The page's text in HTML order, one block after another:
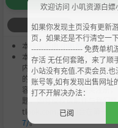
本作品是由
小叽资源会员
本站提供的资源转载自国内
内容用于商业或者非法用途
的24个小时之内，从您的电
容，请支持正版，购买注册
题，如有侵权请邮件与我们
tlook.com，我们会在第一时
7/。
欢迎访问 小叽资源白嫖
如果你发现主页没有更新
页，如果还是不行清空一
--------------------- 免费单机
存活 无任何套路，来了
小站没有充值.不卖会员.
账号等,如有发现出售网址
打不开解决办法：
已阅